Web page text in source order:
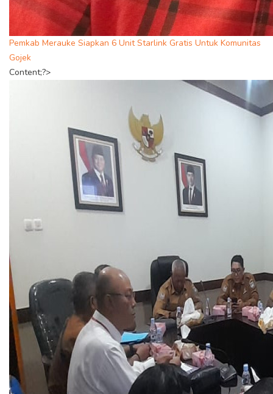
Pemkab Merauke Siapkan 6 Unit Starlink Gratis Untuk Komunitas
Gojek
Content;?>